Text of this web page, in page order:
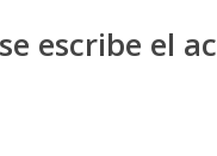
escribe el